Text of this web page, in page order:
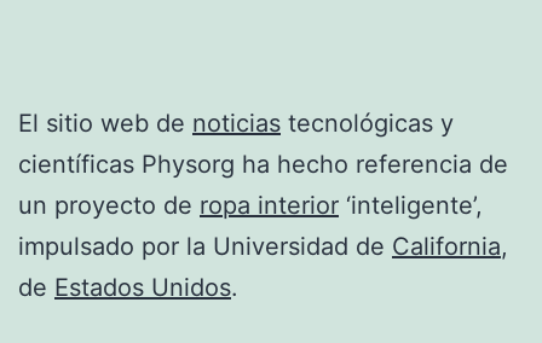
El sitio web de noticias tecnológicas y
científicas Physorg ha hecho referencia de
un proyecto de ropa interior ‘inteligente’,
impulsado por la Universidad de California,
de Estados Unidos.